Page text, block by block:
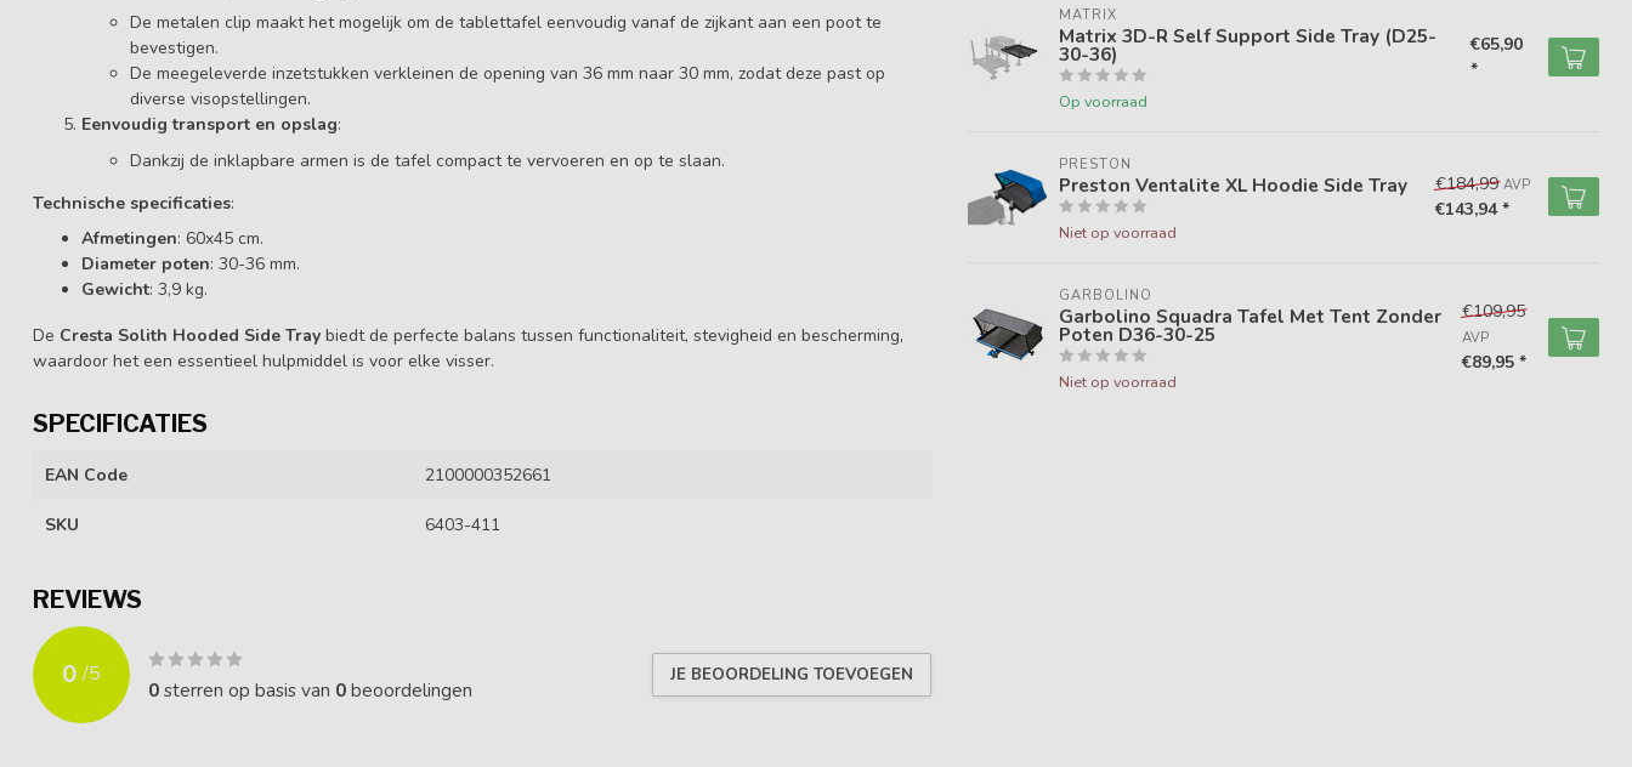
De metalen clip maakt het mogelijk om de tablettafel eenvoudig vanaf de zijkant aan een poot te
bevestigen.
De meegeleverde inzetstukken verkleinen de opening van 36 mm naar 30 mm, zodat deze past op
diverse visopstellingen.
Eenvoudig transport en opslag:
Dankzij de inklapbare armen is de tafel compact te vervoeren en op te slaan.
Technische specificaties:
Afmetingen: 60x45 cm.
Diameter poten: 30-36 mm.
Gewicht: 3,9 kg.
De Cresta Solith Hooded Side Tray biedt de perfecte balans tussen functionaliteit, stevigheid en bescherming,
waardoor het een essentieel hulpmiddel is voor elke visser.
SPECIFICATIES
EAN Code 2100000352661
SKU 6403-411
REVIEWS
0 /5
0sterren op basis van 0beoordelingen
JE BEOORDELING TOEVOEGEN
MATRIX
Matrix 3D-R Self Support Side Tray (D25-
30-36)
Op voorraad
€65,90
*
PRESTON
Preston Ventalite XL Hoodie Side Tray
Niet op voorraad
€184,99 AVP
€143,94 *
GARBOLINO
Garbolino Squadra Tafel Met Tent Zonder
Poten D36-30-25
Niet op voorraad
€109,95
AVP
€89,95 *